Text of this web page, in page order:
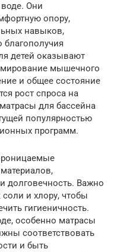
Они
опору,
навыков,
детей оказывают
мышечного
и общее состояние
рост спроса на
для бассейна
популярностью
программ.
долговечность. Важно
и хлору, чтобы
гигиеничность.
особенно матрасы
соответствовать
и быть